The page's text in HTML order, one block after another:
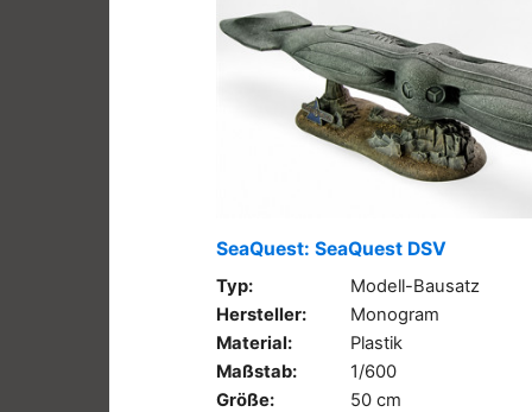
SeaQuest: SeaQuest DSV
Typ:
Modell-Bausatz
Hersteller:
Monogram
Material:
Plastik
Maßstab:
1/600
Größe:
50 cm